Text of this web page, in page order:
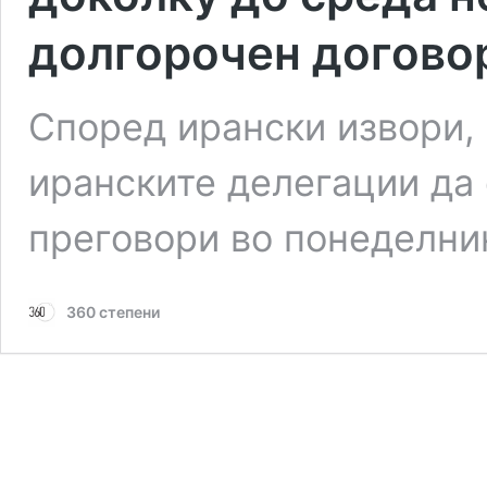
долгорочен
Според ирански
иранските делегации
преговори во
360 степени